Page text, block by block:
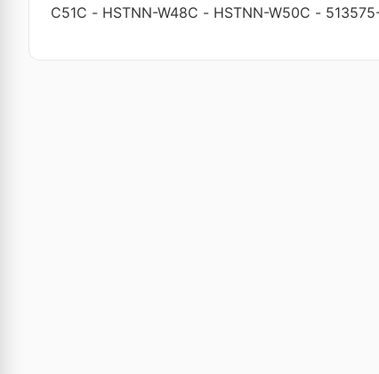
C51C - HSTNN-W48C - HSTNN-W50C -